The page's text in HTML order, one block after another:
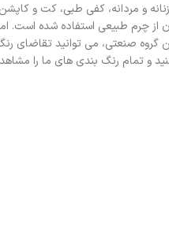
مردانه، کفی طبی، کت و کاپشن
چرم طبیعی استفاده شده است.
صنعتی، می توانید تقاضای
تمام رنگ بندی های ما را